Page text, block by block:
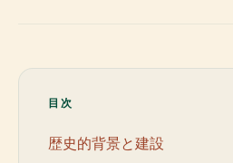
目次
歴史的背景と建設